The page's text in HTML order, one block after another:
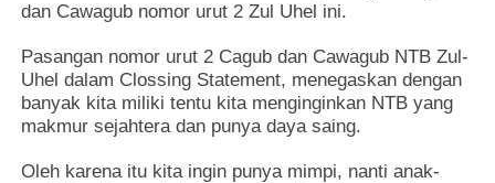
dan Cawagub nomor urut 2 Zul Uhel ini.
Pasangan nomor urut 2 Cagub dan Cawagub NTB Zul-
Uhel dalam Clossing Statement, menegaskan dengan
banyak kita miliki tentu kita menginginkan NTB yang
makmur sejahtera dan punya daya saing.
Oleh karena itu kita ingin punya mimpi, nanti anak-